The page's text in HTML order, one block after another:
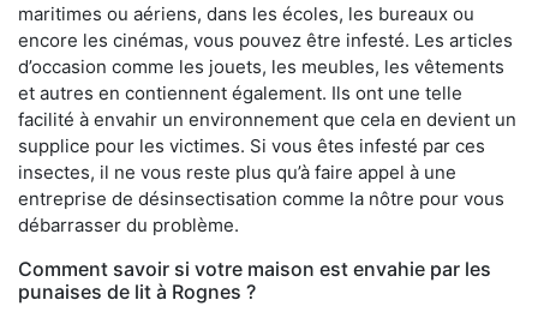
maritimes ou aériens, dans les écoles, les bureaux ou
encore les cinémas, vous pouvez être infesté. Les articles
d’occasion comme les jouets, les meubles, les vêtements
et autres en contiennent également. Ils ont une telle
facilité à envahir un environnement que cela en devient un
supplice pour les victimes. Si vous êtes infesté par ces
insectes, il ne vous reste plus qu’à faire appel à une
entreprise de désinsectisation comme la nôtre pour vous
débarrasser du problème.
Comment savoir si votre maison est envahie par les
punaises de lit à Rognes ?